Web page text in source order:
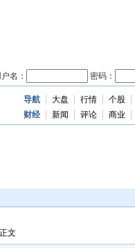
导航 大盘 行情 个股
财经
新闻 评论 商业
文